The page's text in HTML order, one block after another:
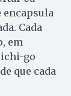
encapsula
Cada
em
go
que cada